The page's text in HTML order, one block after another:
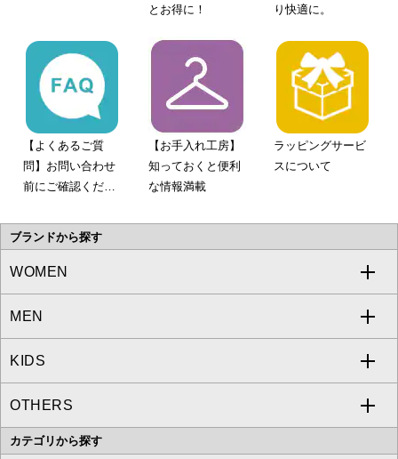
とお得に！
り快適に。
【よくあるご質
問】お問い合わせ
前にご確認くださ
【お手入れ工房】
知っておくと便利
な情報満載
ラッピングサービ
スについて
ブランドから探す
WOMEN
a.v.v
MICHEL KLEIN
MK MICHEL KLEIN
OFUON le MK
MEN
a.v.v
MICHEL KLEIN HOMME
MK MICHEL KLEIN HOMME
KIDS
a.v.v
OTHERS
MK MICHEL KLEIN BAG
カテゴリから探す